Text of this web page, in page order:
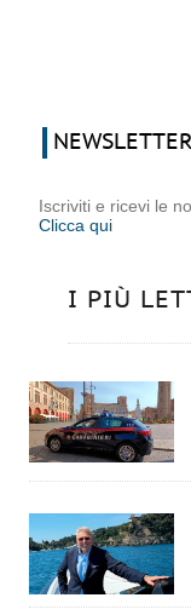
NEWSLETTER
Iscriviti e ricevi le
Clicca qui
I PIÙ